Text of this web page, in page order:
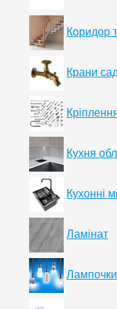
Коридор
Крани
Кухня
Кухонні
Ламінат
Лампочки